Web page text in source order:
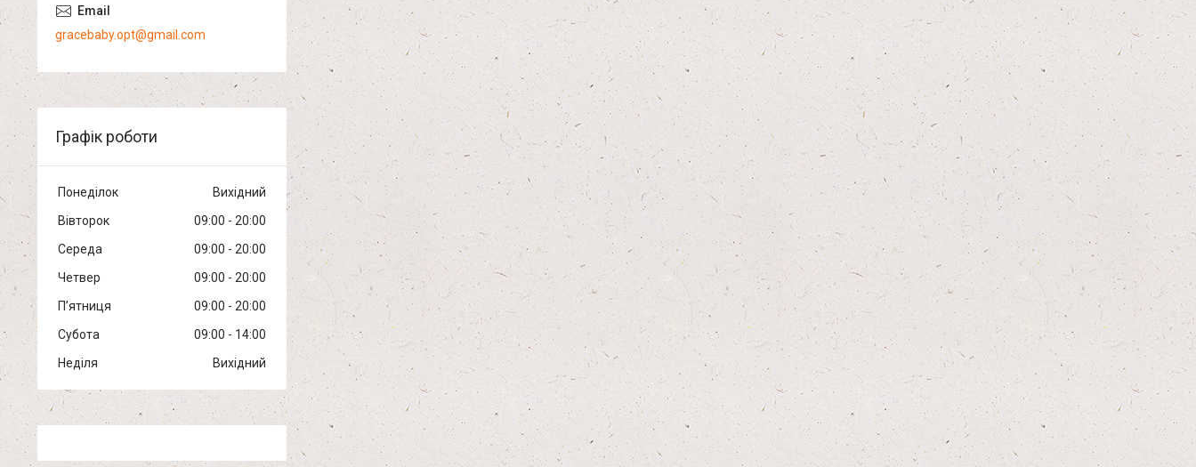
gracebaby.opt@gmail.com
Графік роботи
Понеділок
Вихідний
Вівторок
09:00
20:00
Середа
09:00
20:00
Четвер
09:00
20:00
Пʼятниця
09:00
20:00
Субота
09:00
14:00
Неділя
Вихідний